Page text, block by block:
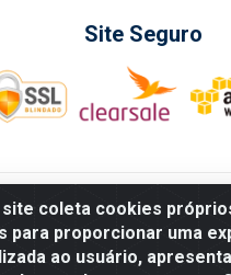
site coleta cookies
para proporcionar uma
ao usuário,
Site Seguro
Logistica Integrada LTDA - Rod.
PE, 50900-400 CNPJ:
atendidos pela KarneKeijo: